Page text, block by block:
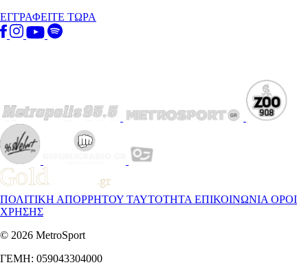
ΕΓΓΡΑΦΕΙΤΕ ΤΩΡΑ
ΠΟΛΙΤΙΚΗ ΑΠΟΡΡΗΤΟΥ ΤΑΥΤΟΤΗΤΑ ΕΠΙΚΟΙΝΩΝΙΑ ΟΡΟΙ
ΧΡΗΣΗΣ
© 2026 MetroSport
ΓΕΜΗ: 059043304000